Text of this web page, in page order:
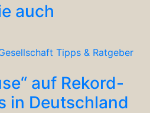
auch
Tipps & Ratgeber
auf Rekord-
in Deutschland